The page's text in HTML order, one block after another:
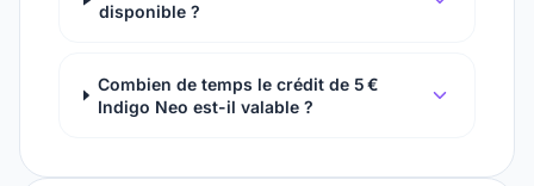
disponible ?
Combien de temps le crédit de 5 €
Indigo Neo est-il valable ?